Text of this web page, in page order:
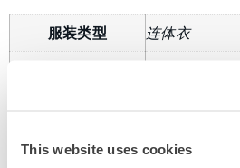
This website uses cookies
服装类型
连体衣